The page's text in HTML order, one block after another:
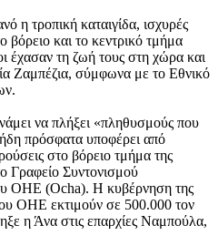
η τροπική καταιγίδα, ισχυρές
και το κεντρικό τμήμα
έχασαν τη ζωή τους στη χώρα και
Ζαμπέζια, σύμφωνα με το Εθνικό
να πλήξει «πληθυσμούς που
πρόσφατα υποφέρει από
στο βόρειο τμήμα της
Γραφείο Συντονισμού
ΟΗΕ (Ocha). Η κυβέρνηση της
ΟΗΕ εκτιμούν σε 500.000 τον
η Άνα στις επαρχίες Ναμπούλα,